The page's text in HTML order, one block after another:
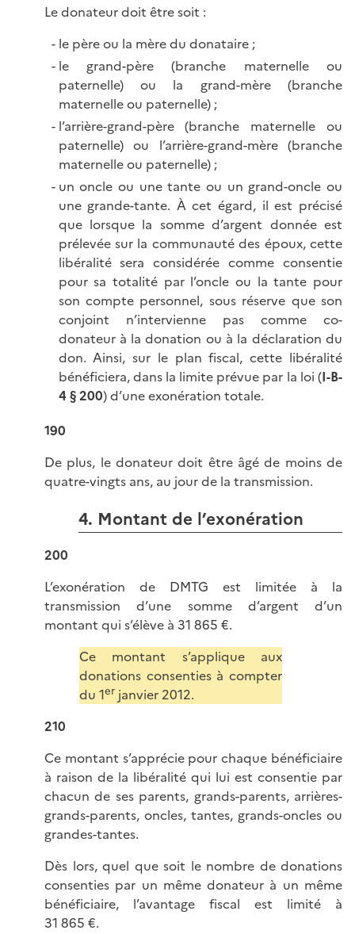
Le donateur doit être soit :
le père ou la mère du donataire ;
le grand-père (branche maternelle ou
paternelle) ou la grand-mère (branche
maternelle ou paternelle) ;
l’arrière-grand-père (branche maternelle ou
paternelle) ou l’arrière-grand-mère (branche
maternelle ou paternelle) ;
un oncle ou une tante ou un grand-oncle ou
une grande-tante. À cet égard, il est précisé
que lorsque la somme d’argent donnée est
prélevée sur la communauté des époux, cette
libéralité sera considérée comme consentie
pour sa totalité par l’oncle ou la tante pour
son compte personnel, sous réserve que son
conjoint n’intervienne pas comme co-
donateur à la donation ou à la déclaration du
don. Ainsi, sur le plan fiscal, cette libéralité
bénéficiera, dans la limite prévue par la loi (I-B-
4 § 200) d’une exonération totale.
190
De plus, le donateur doit être âgé de moins de
quatre-vingts ans, au jour de la transmission.
4. Montant de l’exonération
200
L’exonération de DMTG est limitée à la
transmission d’une somme d’argent d’un
montant qui s’élève à 31 865 €.
Ce montant s’applique aux
donations consenties à compter
du 1erjanvier 2012.
210
Ce montant s’apprécie pour chaque bénéficiaire
à raison de la libéralité qui lui est consentie par
chacun de ses parents, grands-parents, arrières-
grands-parents, oncles, tantes, grands-oncles ou
grandes-tantes.
Dès lors, quel que soit le nombre de donations
consenties par un même donateur à un même
bénéficiaire, l’avantage fiscal est limité à
31 865 €.